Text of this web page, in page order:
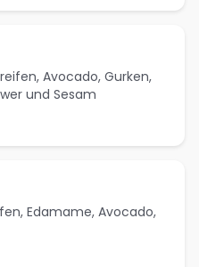
Avocado, Gurken,
und Sesam
Edamame, Avocado,